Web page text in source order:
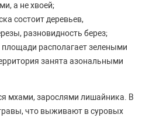
а не хвоей;
состоит деревьев,
разновидность берез;
располагает зелеными
занята азональными
мхами, зарослями лишайника. В
что выживают в суровых